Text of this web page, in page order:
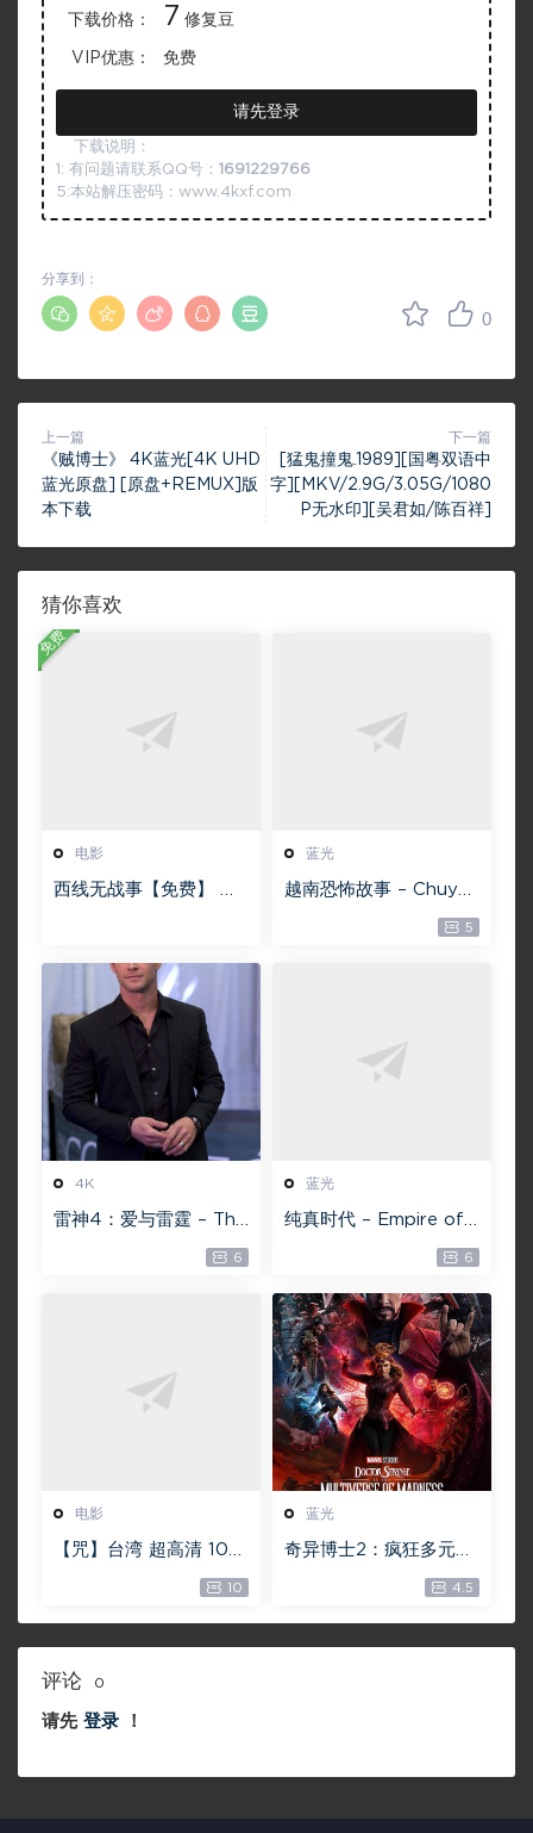
下载价格： 7 修复豆
VIP优惠： 免费
请先登录
下载说明：
1: 有问题请联系QQ号： 1691229766
5:本站解压密码：www.4kxf.com
0
分享到：
上一篇
《贼博士》 4K蓝光[4K UHD
蓝光原盘] [原盘+REMUX]版
本下载
下一篇
[猛鬼撞鬼.1989][国粤双语中
字][MKV/2.9G/3.05G/1080
P无水印][吴君如/陈百祥]
猜你喜欢
电影
西线无战事【免费】 W
t on the Western Fro
nt 5.6GB
免费
蓝光
越南恐怖故事 – Chuyện
][22GB][1080P][115网
5
4K
雷神4：爱与雷霆 – Tho
20.4GB [115网盘下载]
6
蓝光
纯真时代 – Empire of
GB ISO【115网盘专用
下载】
6
电影
【咒】台湾 超高清 108
网目前最清晰版本】
10
蓝光
奇异博士2：疯狂多元宇
Doctor Strange in th
e Multiverse of Madn
ess 60GB
4.5
评论 0
请先 登录 ！